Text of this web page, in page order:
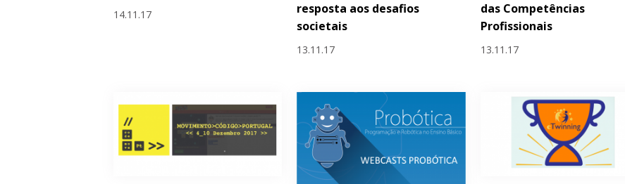
14.11.17
resposta aos desafios
societais
13.11.17
das Competências
Profissionais
13.11.17